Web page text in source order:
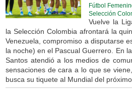
Fútbol
Selección
Vuelve la
la Selección Colombia afrontará la
Venezuela, compromiso a disputarse
la noche) en el Pascual Guerrero. En
Santos atendió a los medios de
sensaciones de cara a lo que se
busca su tiquete al Mundial del próximo